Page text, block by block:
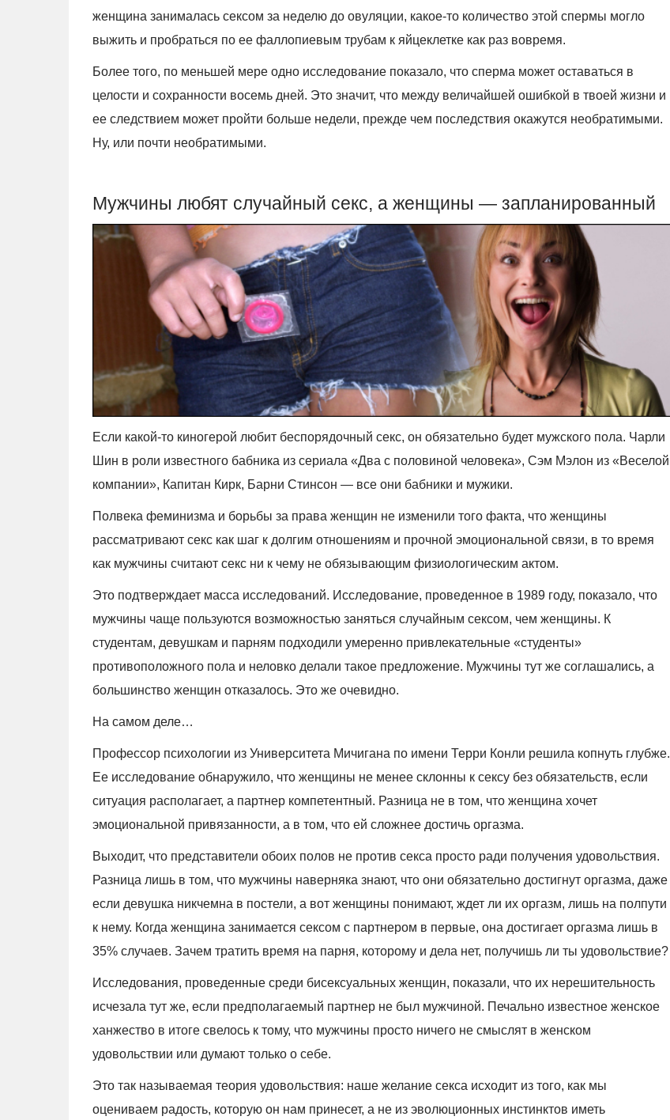
женщина занималась сексом за неделю до овуляции, какое-то количество этой спермы могло
выжить и пробраться по ее фаллопиевым трубам к яйцеклетке как раз вовремя.
Более того, по меньшей мере одно исследование показало, что сперма может оставаться в
целости и сохранности восемь дней. Это значит, что между величайшей ошибкой в твоей жизни и
ее следствием может пройти больше недели, прежде чем последствия окажутся необратимыми.
Ну, или почти необратимыми.
Мужчины любят случайный секс, а женщины — запланированный
Если какой-то киногерой любит беспорядочный секс, он обязательно будет мужского пола. Чарли
Шин в роли известного бабника из сериала «Два с половиной человека», Сэм Мэлон из «Веселой
компании», Капитан Кирк, Барни Стинсон — все они бабники и мужики.
Полвека феминизма и борьбы за права женщин не изменили того факта, что женщины
рассматривают секс как шаг к долгим отношениям и прочной эмоциональной связи, в то время
как мужчины считают секс ни к чему не обязывающим физиологическим актом.
Это подтверждает масса исследований. Исследование, проведенное в 1989 году, показало, что
мужчины чаще пользуются возможностью заняться случайным сексом, чем женщины. К
студентам, девушкам и парням подходили умеренно привлекательные «студенты»
противоположного пола и неловко делали такое предложение. Мужчины тут же соглашались, а
большинство женщин отказалось. Это же очевидно.
На самом деле…
Профессор психологии из Университета Мичигана по имени Терри Конли решила копнуть глубже.
Ее исследование обнаружило, что женщины не менее склонны к сексу без обязательств, если
ситуация располагает, а партнер компетентный. Разница не в том, что женщина хочет
эмоциональной привязанности, а в том, что ей сложнее достичь оргазма.
Выходит, что представители обоих полов не против секса просто ради получения удовольствия.
Разница лишь в том, что мужчины наверняка знают, что они обязательно достигнут оргазма, даже
если девушка никчемна в постели, а вот женщины понимают, ждет ли их оргазм, лишь на полпути
к нему. Когда женщина занимается сексом с партнером в первые, она достигает оргазма лишь в
35% случаев. Зачем тратить время на парня, которому и дела нет, получишь ли ты удовольствие?
Исследования, проведенные среди бисексуальных женщин, показали, что их нерешительность
исчезала тут же, если предполагаемый партнер не был мужчиной. Печально известное женское
ханжество в итоге свелось к тому, что мужчины просто ничего не смыслят в женском
удовольствии или думают только о себе.
Это так называемая теория удовольствия: наше желание секса исходит из того, как мы
оцениваем радость, которую он нам принесет, а не из эволюционных инстинктов иметь